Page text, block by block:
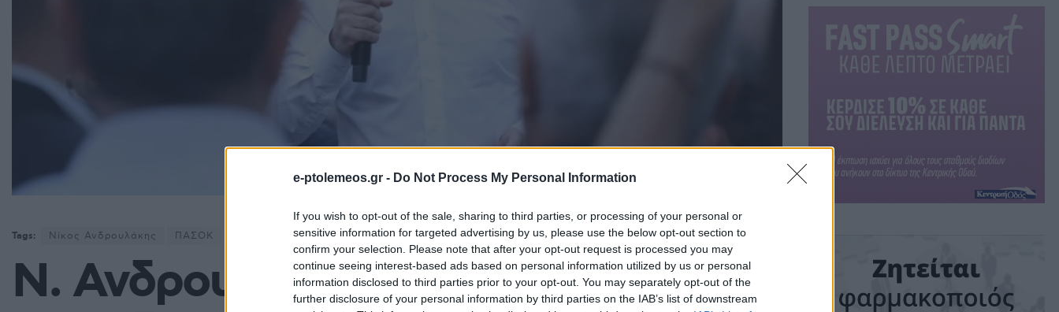
e-ptolemeos.gr - Do Not Process My Personal Information
If you wish to opt-out of the sale, sharing to third parties, or processing of your personal or
sensitive information for targeted advertising by us, please use the below opt-out section to
confirm your selection. Please note that after your opt-out request is processed you may
continue seeing interest-based ads based on personal information utilized by us or personal
information disclosed to third parties prior to your opt-out. You may separately opt-out of the
further disclosure of your personal information by third parties on the IAB’s list of downstream
Tags: Νίκος Ανδρουλάκης ΠΑΣΟΚ ΠΤΟΛΕΜΑΪΔΑ 5
Ν. Ανδρουλάκης: «Μας